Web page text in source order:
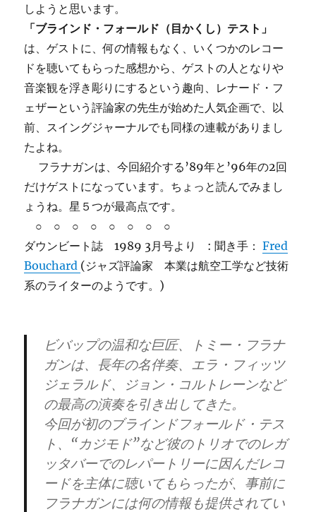
しようと思います。
「ブラインド・フォールド（目かくし）テスト」
は、ゲストに、何の情報もなく、いくつかのレコー
ドを聴いてもらった感想から、ゲストの人となりや
音楽観を浮き彫りにするという趣向、レナード・フ
ェザーという評論家の先生が始めた人気企画で、以
前、スイングジャーナルでも同様の連載がありまし
たよね。
フラナガンは、今回紹介する’89年と’96年の2回
だけゲストになっています。ちょっと読んでみまし
ょうね。星５つが最高点です。
○ ○ ○ ○ ○ ○ ○ ○
ダウンビート誌 1989 3月号より : 聞き手：Fred
Bouchard (ジャズ評論家 本業は航空工学など技術
系のライターのようです。)
ビバップの温和な巨匠、トミー・フラナ
ガンは、長年の名伴奏、エラ・フィッツ
ジェラルド、ジョン・コルトレーンなど
の最高の演奏を引き出してきた。
今回が初のブラインドフォールド・テス
ト、“カジモド”など彼のトリオでのレガ
ッタバーでのレパートリーに因んだレコ
ードを主体に聴いてもらったが、事前に
フラナガンには何の情報も提供されてい